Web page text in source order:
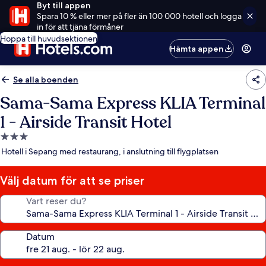
Byt till appen
Spara 10 % eller mer på fler än 100 000 hotell och logga
in för att tjäna förmåner
Hoppa till huvudsektionen
Hämta appen
Se alla boenden
Sama-Sama Express KLIA Terminal
1 - Airside Transit Hotel
3.0-
stjärnigt
Hotell i Sepang med restaurang, i anslutning till flygplatsen
Välj datum för att se priser
Vart reser du?
Datum